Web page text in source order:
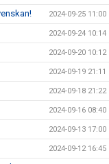
2024-09-25 11:00
2024-09-24 10:14
2024-09-20 10:12
2024-09-19 21:11
2024-09-18 21:22
2024-09-16 08:40
2024-09-13 17:00
2024-09-12 16:45